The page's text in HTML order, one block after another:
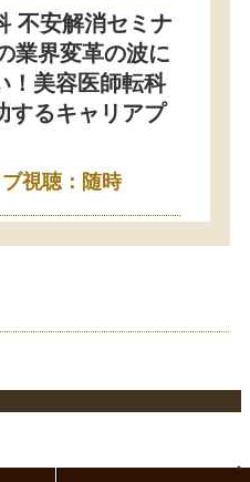
不安解消セミナ
業界変革の波に
！美容医師転科
するキャリアプ
視聴：随時